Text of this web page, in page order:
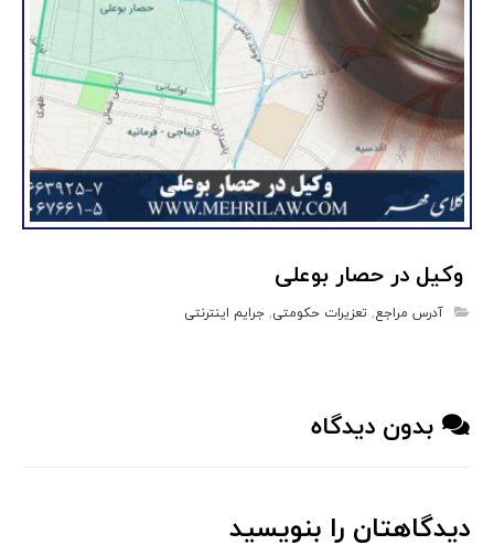
وکیل در حصار بوعلی
آدرس مراجع,تعزیرات حکومتی,جرایم اینترنتی
بدون دیدگاه
دیدگاهتان را بنویسید